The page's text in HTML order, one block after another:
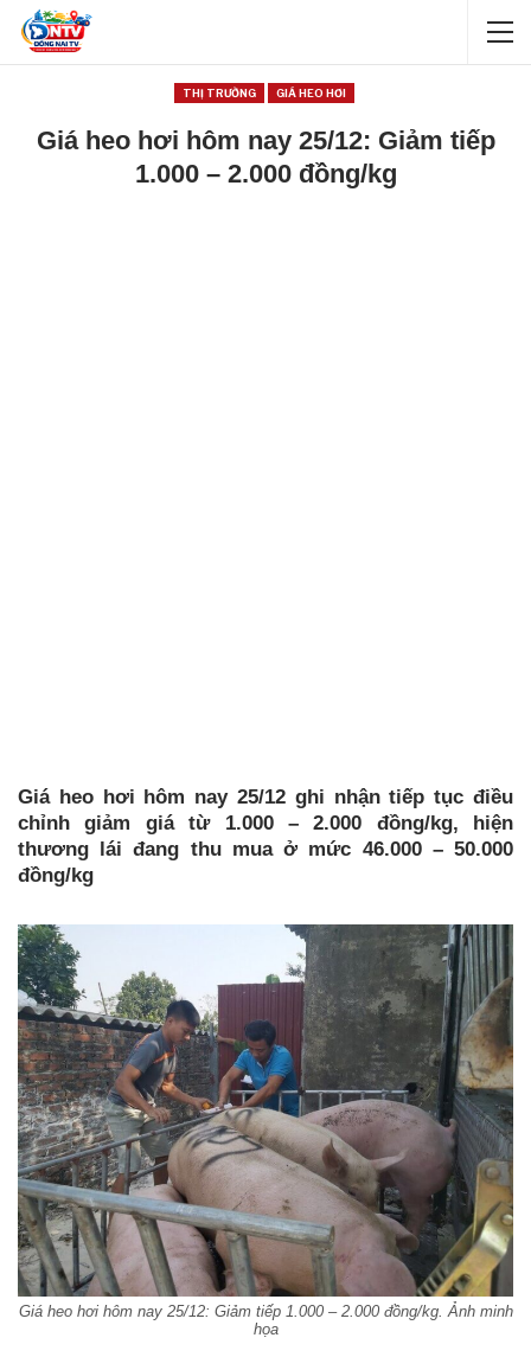
THỊ TRƯỜNG GIÁ HEO HƠI
Giá heo hơi hôm nay 25/12: Giảm tiếp
1.000 – 2.000 đồng/kg
Giá heo hơi hôm nay 25/12 ghi nhận tiếp tục điều
chỉnh giảm giá từ 1.000 – 2.000 đồng/kg, hiện
thương lái đang thu mua ở mức 46.000 – 50.000
đồng/kg
Giá heo hơi hôm nay 25/12: Giảm tiếp 1.000 – 2.000 đồng/kg. Ảnh minh
họa